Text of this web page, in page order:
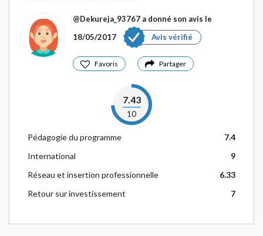
@Dekureja_93767 a donné son avis le
18/05/2017
Avis vérifié
Favoris Partager
7.43
10
Pédagogie du programme
7.4
International
9
Réseau et insertion professionnelle
6.33
Retour sur investissement
7